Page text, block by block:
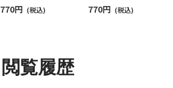
発送】 03197027
770円 (税込)
翌日発送】 03197028
770円 (税込)
閲覧履歴